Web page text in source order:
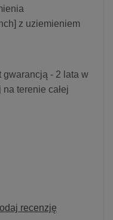
z uziemieniem
gwarancją - 2 lata w
terenie całej
recenzję